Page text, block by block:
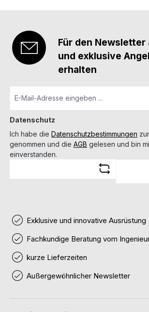
Für den Newsletter
und exklusive
erhalten
Datenschutz
Ich habe die Datenschutzbestimmungen
genommen und die AGB gelesen und bin
einverstanden.
Exklusive und innovative Ausrüstung
Fachkundige Beratung vom
kurze Lieferzeiten
Außergewöhnlicher Newsletter